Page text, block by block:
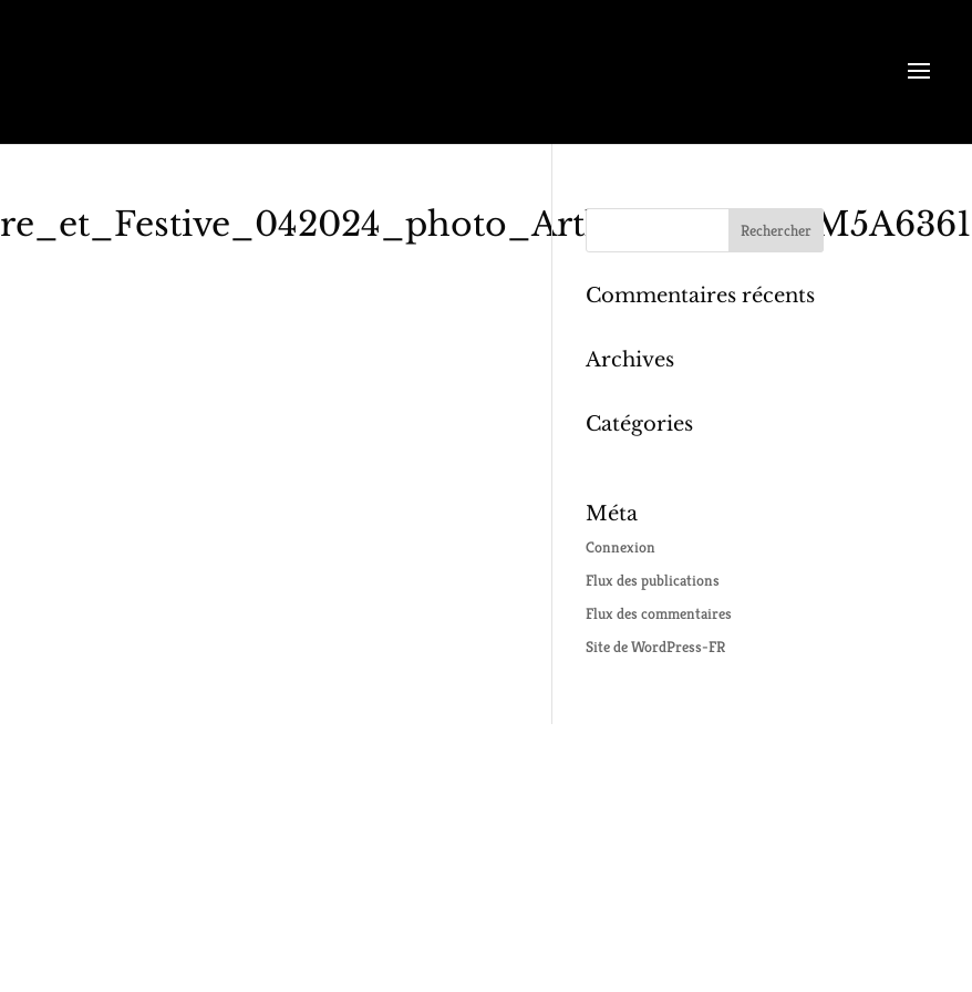
Commentaires récents
Archives
Catégories
Méta
Connexion
Flux des publications
Flux des commentaires
Site de WordPress-FR